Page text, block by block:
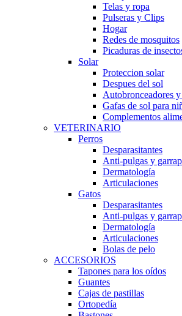
Telas y ropa
Pulseras y Clips
Hogar
Redes de mosquitos
Picaduras de
Solar
Proteccion solar
Despues del sol
Autobronceadores
Gafas de sol para
Complementos
VETERINARIO
Perros
Desparasitantes
Anti-pulgas y
Dermatología
Articulaciones
Gatos
Desparasitantes
Anti-pulgas y
Dermatología
Articulaciones
Bolas de pelo
ACCESORIOS
Tapones para los oídos
Guantes
Cajas de pastillas
Ortopedía